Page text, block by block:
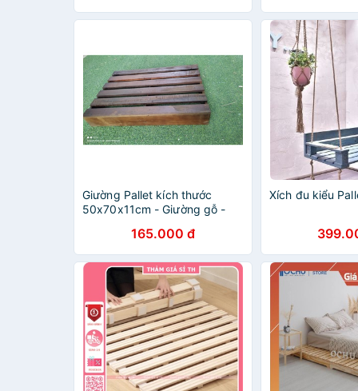
Giường Pallet kích thước
50x70x11cm - Giường gỗ -
Pallet đã sơn chống mốc
165.000 đ
Xích đu kiểu